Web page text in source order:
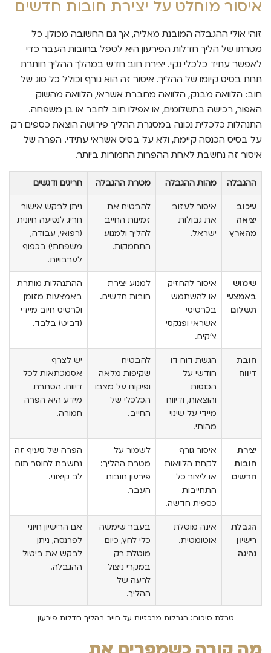
איסור מוחלט על יצירת חובות חדשים
זוהי אולי ההגבלה המובנת מאליה, אך גם החשובה מכולן. כל
מטרתו של הליך חדלות הפירעון היא לטפל בחובות העבר כדי
לאפשר עתיד כלכלי נקי. יצירת חוב חדש במהלך ההליך חותרת
תחת בסיס קיומו של ההליך. איסור זה הוא גורף וכולל כל סוג של
חוב: הלוואה מבנק, הלוואה מחברת אשראי, הלוואה מהשוק
האפור, רכישה בתשלומים, או אפילו חוב לחבר או בן משפחה.
התנהלות כלכלית נכונה במסגרת ההליך פירושה הוצאת כספים רק
על בסיס הכנסה קיימת, ולא על בסיס אשראי עתידי. הפרה של
איסור זה נחשבת לאחת ההפרות החמורות ביותר.
טבלת סיכום: הגבלות מרכזיות על חייב בהליך חדלות פירעון
ההגבלה מהות ההגבלה מטרת ההגבלה חריגים ודגשים
עיכוב
יציאה
מהארץ
איסור לעזוב
את גבולות
ישראל.
להבטיח את
זמינות החייב
להליך ולמנוע
התחמקות.
ניתן לבקש אישור
חריג לנסיעה חיונית
(רפואי, עבודה,
משפחתי) בכפוף
לערבויות.
שימוש
באמצעי
תשלום
איסור להחזיק
או להשתמש
בכרטיסי
אשראי ופנקסי
צ'קים.
למנוע יצירת
חובות חדשים.
ההתנהלות מותרת
באמצעות מזומן
וכרטיס חיוב מיידי
(דביט) בלבד.
חובת
דיווח
הגשת דוח דו
חודשי על
הכנסות
והוצאות, ודיווח
מיידי על שינוי
מהותי.
להבטיח
שקיפות מלאה
ופיקוח על מצבו
הכלכלי של
החייב.
יש לצרף
אסמכתאות לכל
דיווח. הסתרת
מידע היא הפרה
חמורה.
יצירת
חובות
חדשים
איסור גורף
לקחת הלוואות
או ליצור כל
התחייבות
כספית חדשה.
לשמור על
מטרת ההליך:
פירעון חובות
העבר.
הפרה של סעיף זה
נחשבת לחוסר תום
לב קיצוני.
הגבלת
רישיון
נהיגה
אינה מוטלת
אוטומטית.
בעבר שימשה
כלי לחץ, כיום
מוטלת רק
במקרי ניצול
לרעה של
ההליך.
אם הרישיון חיוני
לפרנסה, ניתן
לבקש את ביטול
ההגבלה.